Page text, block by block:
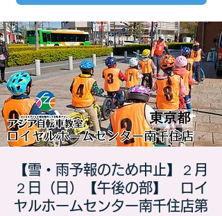
【雪・雨予報のため中止】２月
２日（日）【午後の部】 ロイ
ヤルホームセンター南千住店第